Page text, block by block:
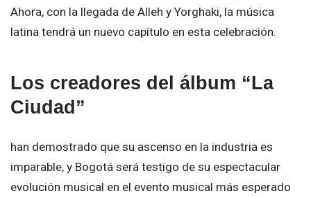
Ahora, con la llegada de Alleh y Yorghaki, la música
latina tendrá un nuevo capítulo en esta celebración.
Los creadores del álbum “La
Ciudad”
han demostrado que su ascenso en la industria es
imparable, y Bogotá será testigo de su espectacular
evolución musical en el evento musical más esperado